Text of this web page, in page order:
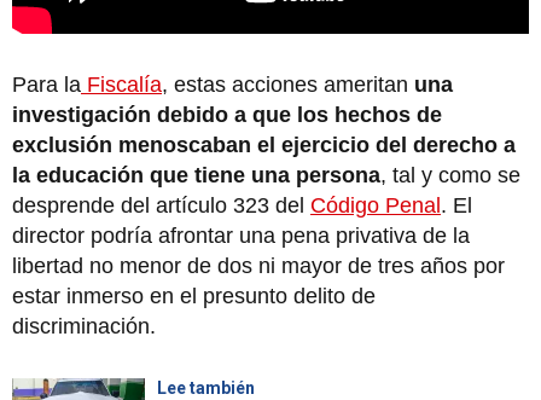
Para la Fiscalía, estas acciones ameritan una
investigación debido a que los hechos de
exclusión menoscaban el ejercicio del derecho a
la educación que tiene una persona, tal y como se
desprende del artículo 323 del Código Penal . El
director podría afrontar una pena privativa de la
libertad no menor de dos ni mayor de tres años por
estar inmerso en el presunto delito de
discriminación.
Lee también